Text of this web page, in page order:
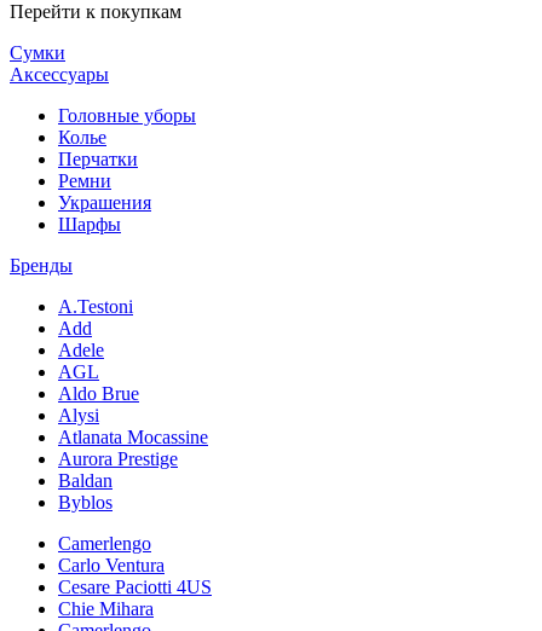
Перейти к покупкам
Сумки
Аксессуары
Головные уборы
Колье
Перчатки
Ремни
Украшения
Шарфы
Бренды
A.Testoni
Add
Adele
AGL
Aldo Brue
Alysi
Atlanata Mocassine
Aurora Prestige
Baldan
Byblos
Camerlengo
Carlo Ventura
Cesare Paciotti 4US
Chie Mihara